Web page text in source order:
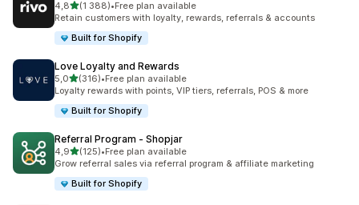
4,8av 5 stjerner
(1 388)
Totalt 1388 omtaler
•Free plan available
Retain customers with loyalty, rewards, referrals & accounts
Built for Shopify
Love Loyalty and Rewards
5,0av 5 stjerner
(316)
Totalt 316 omtaler
•Free plan available
Loyalty rewards with points, VIP tiers, referrals, POS & more
Built for Shopify
Referral Program ‑ Shopjar
4,9av 5 stjerner
(125)
Totalt 125 omtaler
•Free plan available
Grow referral sales via referral program & affiliate marketing
Built for Shopify